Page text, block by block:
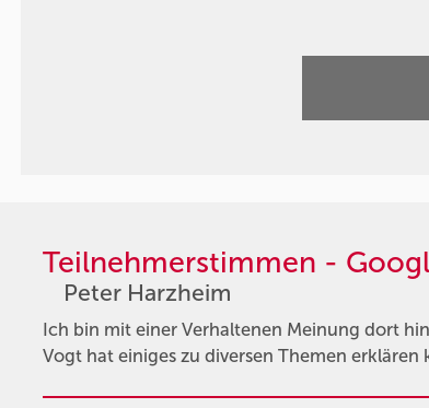
Teilnehmerstimmen -
Peter Harzheim
Ich bin mit einer Verhaltenen Meinung dort
Vogt hat einiges zu diversen Themen